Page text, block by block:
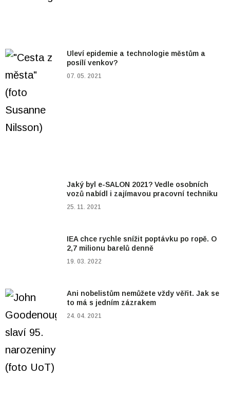
Uleví epidemie a technologie městům a
posílí venkov?
07. 05. 2021
Jaký byl e-SALON 2021? Vedle osobních
vozů nabídl i zajímavou pracovní techniku
25. 11. 2021
IEA chce rychle snížit poptávku po ropě. O
2,7 milionu barelů denně
19. 03. 2022
Ani nobelistům nemůžete vždy věřit. Jak se
to má s jedním zázrakem
24. 04. 2021